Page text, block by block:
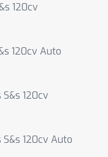
120cv
120cv Auto
120cv
120cv Auto